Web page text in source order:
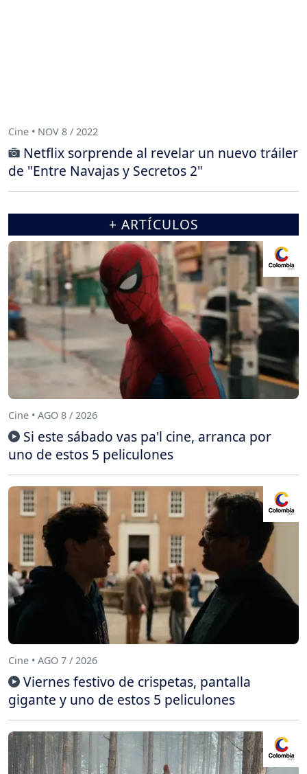
Cine • NOV 8 / 2022
Netflix sorprende al revelar un nuevo tráiler
de "Entre Navajas y Secretos 2"
+ ARTÍCULOS
Cine • AGO 8 / 2026
Si este sábado vas pa'l cine, arranca por
uno de estos 5 peliculones
Cine • AGO 7 / 2026
Viernes festivo de crispetas, pantalla
gigante y uno de estos 5 peliculones